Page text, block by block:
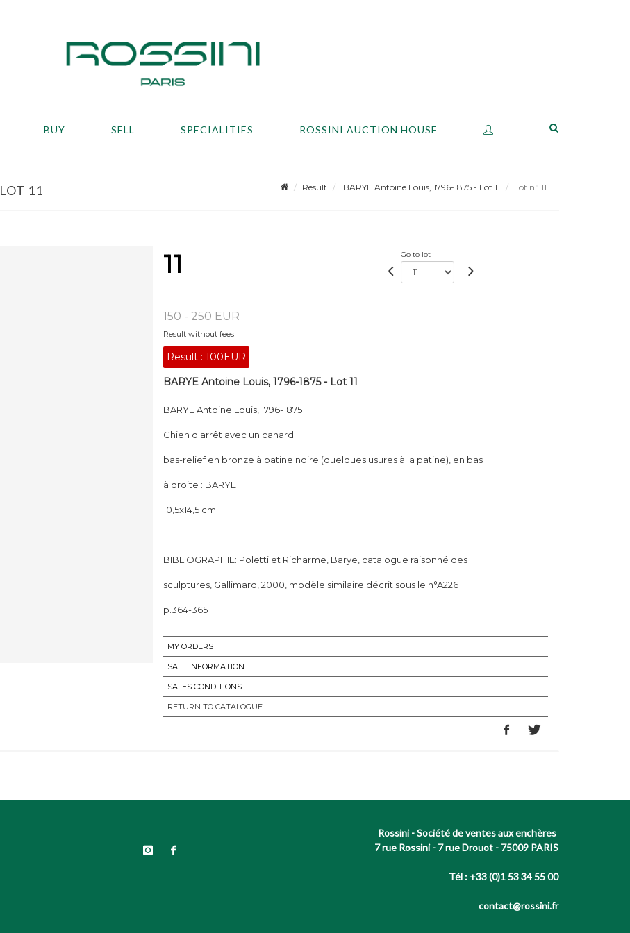
BUY SELL SPECIALITIES ROSSINI AUCTION HOUSE
11 Result BARYE Antoine Louis, 1796-1875 - Lot 11 Lot n° 11
11 Go to lot
150 - 250 EUR
Result without fees
Result : 100EUR
BARYE Antoine Louis, 1796-1875 - Lot 11
BARYE Antoine Louis, 1796-1875
Chien d'arrêt avec un canard
bas-relief en bronze à patine noire (quelques usures à la patine), en bas
à droite : BARYE
10,5x14,5 cm
BIBLIOGRAPHIE: Poletti et Richarme, Barye, catalogue raisonné des
sculptures, Gallimard, 2000, modèle similaire décrit sous le n°A226
p.364-365
MY ORDERS
SALE INFORMATION
SALES CONDITIONS
RETURN TO CATALOGUE
Rossini - Société de ventes aux enchères
7 rue Rossini - 7 rue Drouot - 75009 PARIS
Tél : +33 (0)1 53 34 55 00
contact@rossini.fr